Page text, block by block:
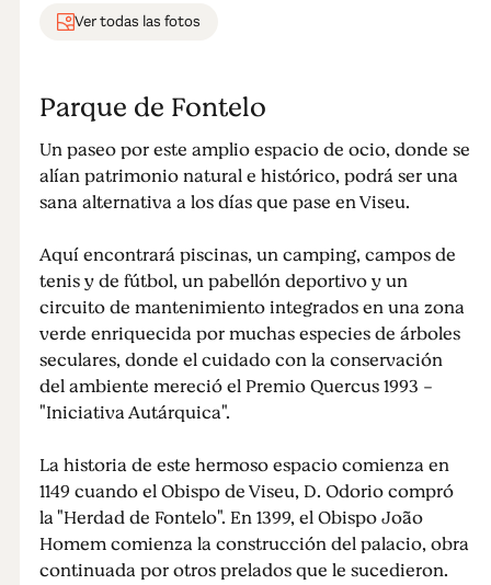
Ver todas las fotos
Parque de Fontelo
Un paseo por este amplio espacio de ocio, donde se
alían patrimonio natural e histórico, podrá ser una
sana alternativa a los días que pase en Viseu.
Aquí encontrará piscinas, un camping, campos de
tenis y de fútbol, un pabellón deportivo y un
circuito de mantenimiento integrados en una zona
verde enriquecida por muchas especies de árboles
seculares, donde el cuidado con la conservación
del ambiente mereció el Premio Quercus 1993 -
"Iniciativa Autárquica".
La historia de este hermoso espacio comienza en
1149 cuando el Obispo de Viseu, D. Odorio compró
la "Herdad de Fontelo". En 1399, el Obispo João
Homem comienza la construcción del palacio, obra
continuada por otros prelados que le sucedieron.